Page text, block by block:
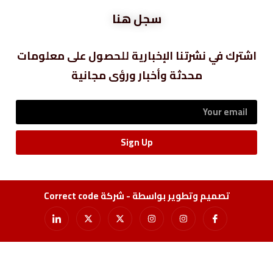
سجل هنا
اشترك في نشرتنا الإخبارية للحصول على معلومات
محدثة وأخبار ورؤى مجانية
Sign Up
تصميم وتطوير بواسطة - شركة Correct code